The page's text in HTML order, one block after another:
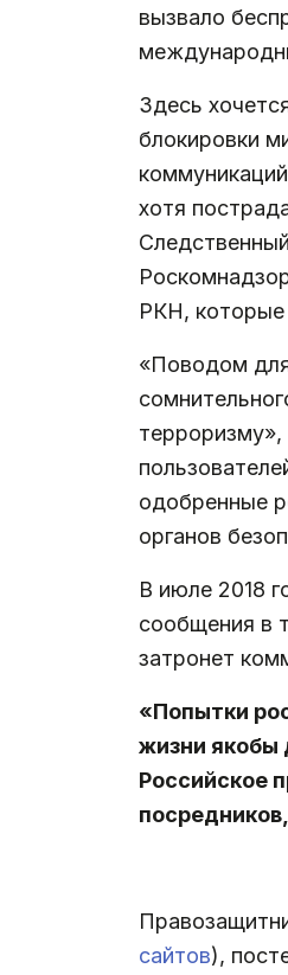
вызвало
Здесь
блокировки
хотя
РКН, которые
«Поводом
одобренные
органов
В июле 2018
сообщения в
затронет
«Попытки
жизни якобы
Российское
сайтов),